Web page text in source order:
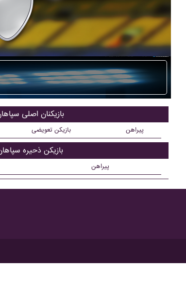
بازیکنان اصلی
بازیکن تعویضی پیراهن
بازیکن ذحیره
پیراهن